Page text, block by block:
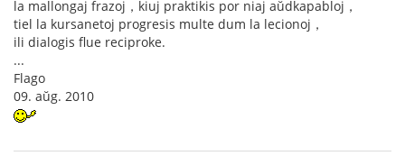
la mallongaj frazoj，kiuj praktikis por niaj aŭdkapabloj，
tiel la kursanetoj progresis multe dum la lecionoj，
ili dialogis flue reciproke.
...
Flago
09. aŭg. 2010